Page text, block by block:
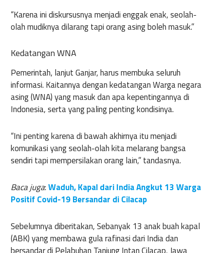
“Karena ini diskursusnya menjadi enggak enak, seolah-
olah mudiknya dilarang tapi orang asing boleh masuk.”
Kedatangan WNA
Pemerintah, lanjut Ganjar, harus membuka seluruh
informasi. Kaitannya dengan kedatangan Warga negara
asing (WNA) yang masuk dan apa kepentingannya di
Indonesia, serta yang paling penting kondisinya.
“Ini penting karena di bawah akhirnya itu menjadi
komunikasi yang seolah-olah kita melarang bangsa
sendiri tapi mempersilakan orang lain,” tandasnya.
Baca juga:Waduh, Kapal dari India Angkut 13 Warga
Positif Covid-19 Bersandar di Cilacap
Sebelumnya diberitakan, Sebanyak 13 anak buah kapal
(ABK) yang membawa gula rafinasi dari India dan